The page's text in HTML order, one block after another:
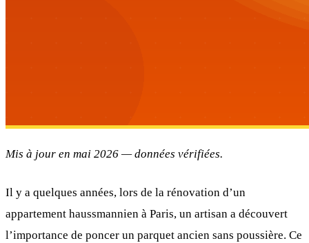
Mis à jour en mai 2026 — données vérifiées.
Il y a quelques années, lors de la rénovation d’un
appartement haussmannien à Paris, un artisan a découvert
l’importance de poncer un parquet ancien sans poussière. Ce